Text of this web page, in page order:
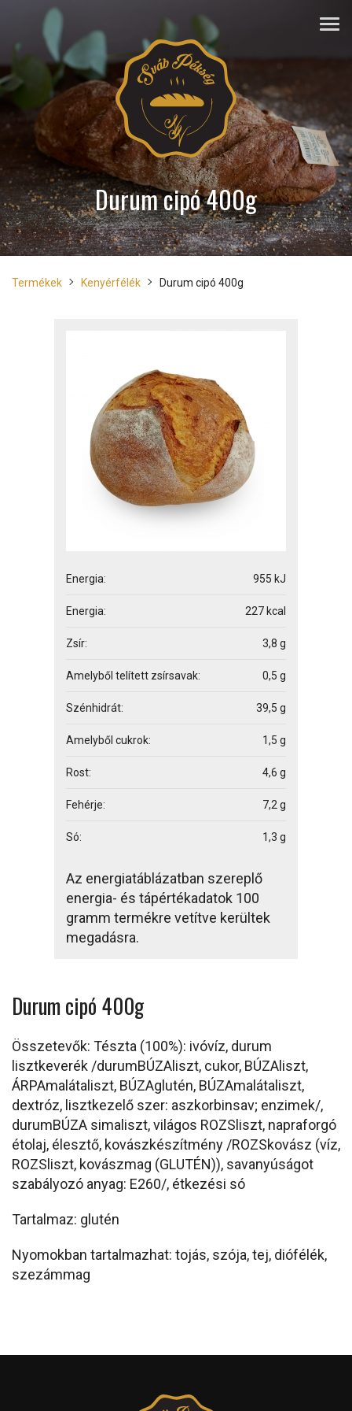
Durum cipó 400g
Termékek Kenyérfélék Durum cipó 400g
Energia: 955 kJ
Energia: 227 kcal
Zsír: 3,8 g
Amelyből telített zsírsavak: 0,5 g
Szénhidrát: 39,5 g
Amelyből cukrok: 1,5 g
Rost: 4,6 g
Fehérje: 7,2 g
Só: 1,3 g
Az energiatáblázatban szereplő
energia- és tápértékadatok 100
gramm termékre vetítve kerültek
megadásra.
Durum cipó 400g
Összetevők: Tészta (100%): ivóvíz, durum
lisztkeverék /durumBÚZAliszt, cukor, BÚZAliszt,
ÁRPAmalátaliszt, BÚZAglutén, BÚZAmalátaliszt,
dextróz, lisztkezelő szer: aszkorbinsav; enzimek/,
durumBÚZA simaliszt, világos ROZSliszt, napraforgó
étolaj, élesztő, kovászkészítmény /ROZSkovász (víz,
ROZSliszt, kovászmag (GLUTÉN)), savanyúságot
szabályozó anyag: E260/, étkezési só
Tartalmaz: glutén
Nyomokban tartalmazhat: tojás, szója, tej, diófélék,
szezámmag